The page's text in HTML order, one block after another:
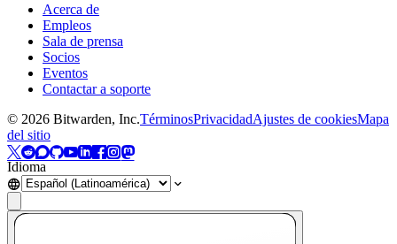
Acerca de
Empleos
Sala de prensa
Socios
Eventos
Contactar a soporte
© 2026 Bitwarden, Inc.TérminosPrivacidadAjustes de cookiesMapa
del sitio
Idioma